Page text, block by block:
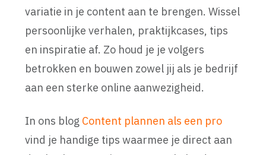
variatie in je content aan te brengen. Wissel
persoonlijke verhalen, praktijkcases, tips
en inspiratie af. Zo houd je je volgers
betrokken en bouwen zowel jij als je bedrijf
aan een sterke online aanwezigheid.
In ons blog Content plannen als een pro
vind je handige tips waarmee je direct aan